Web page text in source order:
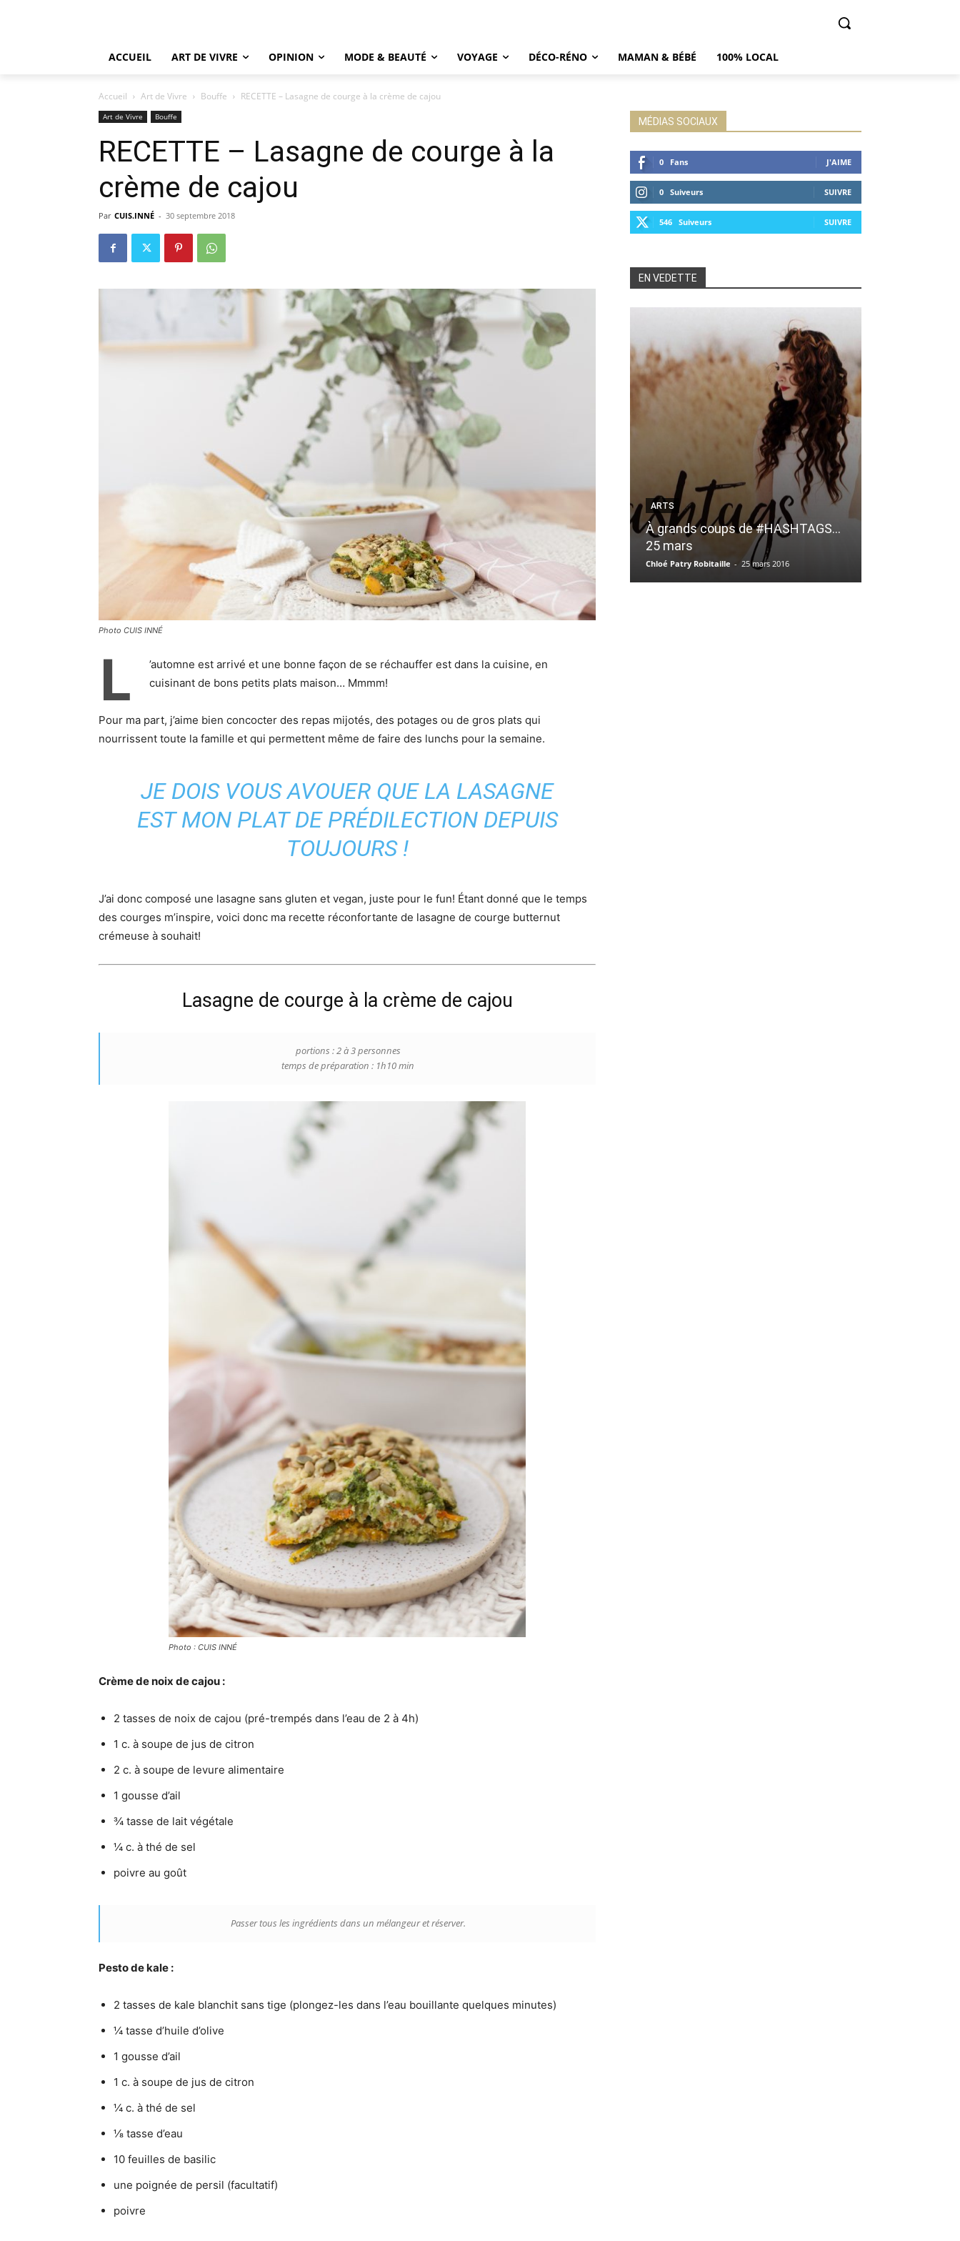
ACCUEIL ART DE VIVRE OPINION MODE & BEAUTÉ VOYAGE DÉCO-RÉNO MAMAN & BÉBÉ 100% LOCAL
Accueil Art de Vivre Bouffe RECETTE – Lasagne de courge à la crème de cajou
Art de Vivre Bouffe
RECETTE – Lasagne de courge à la
crème de cajou
Par CUIS.INNÉ - 30 septembre 2018
Photo CUIS INNÉ
L
’automne est arrivé et une bonne façon de se réchauffer est dans la cuisine, en
cuisinant de bons petits plats maison… Mmmm!
Pour ma part, j’aime bien concocter des repas mijotés, des potages ou de gros plats qui
nourrissent toute la famille et qui permettent même de faire des lunchs pour la semaine.
JE DOIS VOUS AVOUER QUE LA LASAGNE
EST MON PLAT DE PRÉDILECTION DEPUIS
TOUJOURS !
J’ai donc composé une lasagne sans gluten et vegan, juste pour le fun! Étant donné que le temps
des courges m’inspire, voici donc ma recette réconfortante de lasagne de courge butternut
crémeuse à souhait!
Lasagne de courge à la crème de cajou
portions : 2 à 3 personnes
temps de préparation : 1h10 min
Photo : CUIS INNÉ
Crème de noix de cajou :
2 tasses de noix de cajou (pré-trempés dans l’eau de 2 à 4h)
1 c. à soupe de jus de citron
2 c. à soupe de levure alimentaire
1 gousse d’ail
¾ tasse de lait végétale
¼ c. à thé de sel
poivre au goût
Passer tous les ingrédients dans un mélangeur et réserver.
Pesto de kale :
2 tasses de kale blanchit sans tige (plongez-les dans l’eau bouillante quelques minutes)
¼ tasse d’huile d’olive
1 gousse d’ail
1 c. à soupe de jus de citron
¼ c. à thé de sel
⅛ tasse d’eau
10 feuilles de basilic
une poignée de persil (facultatif)
poivre
MÉDIAS SOCIAUX
0 Fans J'AIME
0 Suiveurs SUIVRE
546 Suiveurs SUIVRE
EN VEDETTE
ARTS
À grands coups de #HASHTAGS…
25 mars
Chloé Patry Robitaille - 25 mars 2016